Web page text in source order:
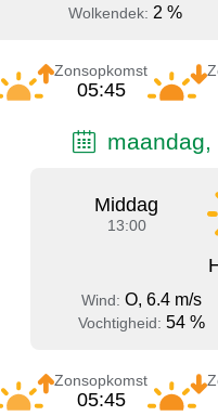
Wolkendek: 2 %
Zonsopkomst
05:45
Middag
13:00
Wind: O, 6.4 m/s
Vochtigheid: 54 %
Zonsopkomst
05:45